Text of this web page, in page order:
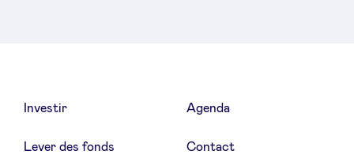
Investir
Lever des fonds
Agenda
Contact